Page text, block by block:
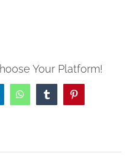
Your Platform!
WhatsAppTumblrPinterest